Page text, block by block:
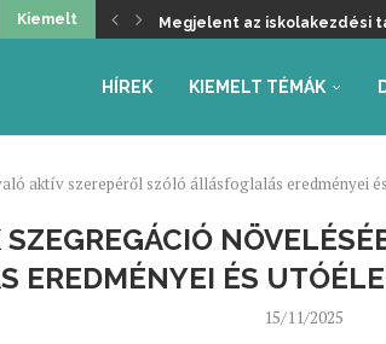
Kiemelt Megjelent az iskolakezdési
HÍREK KIEMELT TÉMÁK
aktív szerepéről szóló állásfoglalás eredményei
EREDMÉNYEI ÉS
15/11/2025